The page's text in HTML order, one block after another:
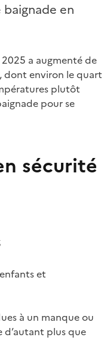
en
a augmenté de
dont environ le quart
plutôt
pour se
sécurité
et
à un manque ou
d’autant plus que